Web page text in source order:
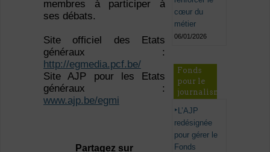
membres à participer à
ses débats.
Site officiel des Etats
généraux :
http://egmedia.pcf.be/
Site AJP pour les Etats
généraux :
www.ajp.be/egmi
Partagez sur
cœur du
métier
06/01/2026
Fonds
pour le
journalisme
L’AJP
redésignée
pour gérer le
Fonds